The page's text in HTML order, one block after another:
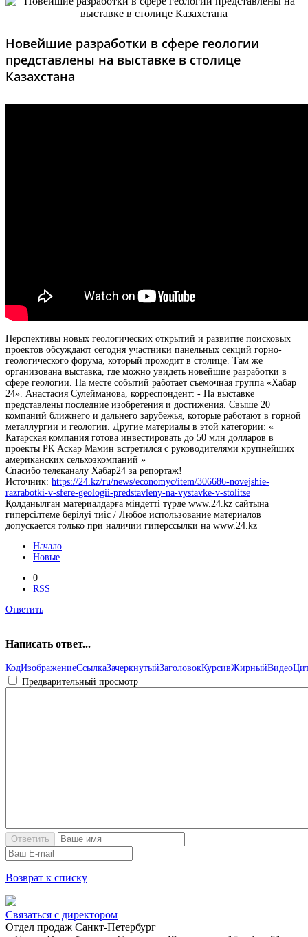
Новейшие разработки в сфере геологии
представлены на выставке в столице
Казахстана
Перспективы новых геологических открытий и развитие поисковых
проектов обсуждают сегодня участники панельных секций горно-
геологического форума, который проходит в столице. Там же
организована выставка, где можно увидеть новейшие разработки в
сфере геологии. На месте событий работает съемочная группа «Хабар
24». Анастасия Сулейманова, корреспондент: - На выставке
представлены последние изобретения и достижения. Свыше 20
компаний ближнего и дальнего зарубежья, которые работают в горной
металлургии и геологии. Другие материалы в этой категории: «
Катарская компания готова инвестировать до 50 млн долларов в
проекты РК Аскар Мамин встретился с руководителями крупнейших
американских сельхозкомпаний »
Спасибо телеканалу Хабар24 за репортаж!
Источник: https://24.kz/ru/news/economyc/item/306686-novejshie-
razrabotki-v-sfere-geologii-predstavleny-na-vystavke-v-stolitse
Қолданылған материалдарға міндетті түрде www.24.kz сайтына
гиперсілтеме берілуі тиіс / Любое использование материалов
допускается только при наличии гиперссылки на www.24.kz
Начало
Новые
0
RSS
Ответить
Написать ответ...
КодИзображениеСсылкаЗачеркнутыйЗаголовокКурсивЖирныйВидео
Предварительный просмотр
Возврат к списку
Связаться с директором
Отдел продаж Санкт-Петербург